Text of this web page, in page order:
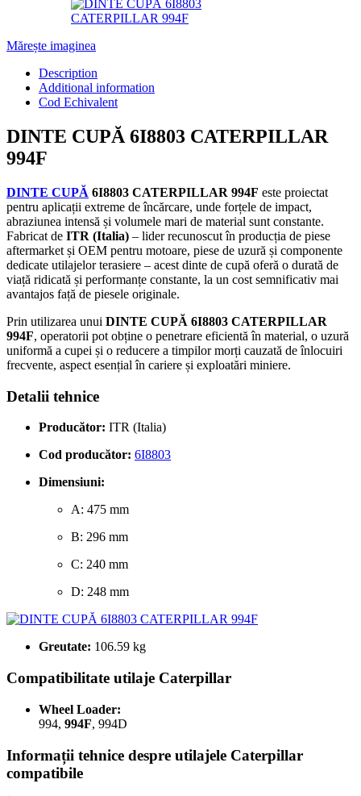
Mărește imaginea
Description
Additional information
Cod Echivalent
DINTE CUPĂ 6I8803 CATERPILLAR
994F
DINTE CUPĂ 6I8803 CATERPILLAR 994F este proiectat
pentru aplicații extreme de încărcare, unde forțele de impact,
abraziunea intensă și volumele mari de material sunt constante.
Fabricat de ITR (Italia) – lider recunoscut în producția de piese
aftermarket și OEM pentru motoare, piese de uzură și componente
dedicate utilajelor terasiere – acest dinte de cupă oferă o durată de
viață ridicată și performanțe constante, la un cost semnificativ mai
avantajos față de piesele originale.
Prin utilizarea unui DINTE CUPĂ 6I8803 CATERPILLAR
994F, operatorii pot obține o penetrare eficientă în material, o uzură
uniformă a cupei și o reducere a timpilor morți cauzată de înlocuiri
frecvente, aspect esențial în cariere și exploatări miniere.
Detalii tehnice
Producător: ITR (Italia)
Cod producător: 6I8803
Dimensiuni:
A: 475 mm
B: 296 mm
C: 240 mm
D: 248 mm
Greutate: 106.59 kg
Compatibilitate utilaje Caterpillar
Wheel Loader:
994, 994F, 994D
Informații tehnice despre utilajele Caterpillar
compatibile